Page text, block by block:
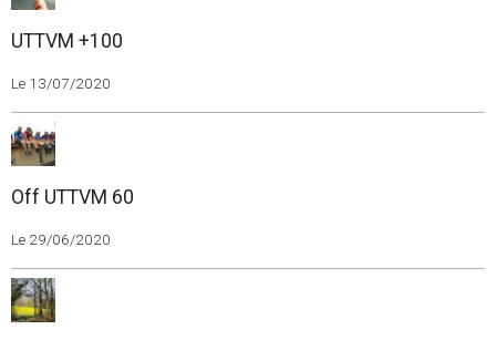
UTTVM +100
Le 13/07/2020
Off UTTVM 60
Le 29/06/2020